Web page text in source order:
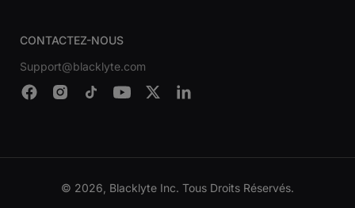
CONTACTEZ-NOUS
Support@blacklyte.com
© 2026, Blacklyte Inc. Tous Droits Réservés.